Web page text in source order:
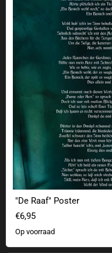
"De Raaf" Poster
€6,95
Op voorraad